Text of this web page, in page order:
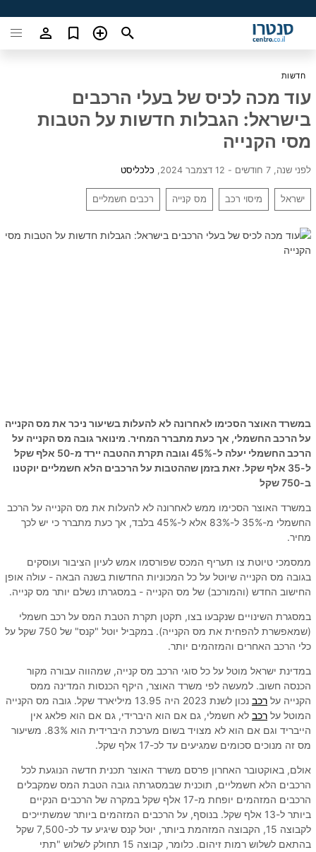
חדשות
עוד מכה לכיס של בעלי הרכבים
בישראל: הגבלות חדשות על הטבות
מסי הקנייה
לפני שנה, 7 חודשים - 12 דצמבר 2024 כלכליסט
ישראל מיסוי רכב מס קנייה רכבים חשמליים
במשרד האוצר הסכימו לאחרונה לא להעלות בשיעור ניכר את מס הקנייה
על הרכב החשמלי, אך כעת מתברר המחיר. מינואר גובה מס הקנייה על
הרכב החשמלי יעלה ל-45% וגובה תקרת ההטבה יירד מ-50 אלף שקל
ל-35 אלף שקל. זאת בזמן שההטבות על הרכבים הלא חשמליים יוקטנו
ב-750 שקל
במשרד האוצר הסכימו ממש לאחרונה לא להעלות את מס הקנייה על הרכב
החשמלי מ-35% ל-83% אלא ל-45% בלבד, אך כעת מתברר כי יש לכך
מחיר.
ממסמכי טיוטת צו תעריף המכס שפורסמו אמש לעיון הציבור ועוסקים
בגובה מס הקנייה שיוטל על כל המכוניות החדשות בשנה הבאה - עולה אופן
החישוב החדש (והמורכב) של מס הקנייה - במסגרתו נשלם יותר מס קנייה.
במסגרת השינויים שנקבעו בצו, תקטן תקרת הטבת המס על רכב חשמלי
(שמאפשרת להפחית את מס הקנייה). במקביל יוטל "קנס" של 750 שקל על
כלי הרכב האחרים והמזהמים יותר.
במדינת ישראל מוטל על כל סוגי הרכב מס קנייה, שמהווה עבורה מקור
הכנסה חשוב. למעשה לפי משרד האוצר, היקף הכנסות המדינה ממס
הקנייה על רכב
נכון לשנת 2023 היה 13.95 מיליארד שקל. גובה מס הקנייה
המוטל על רכב לא חשמלי, גם אם הוא היברידי, גם אם הוא פלאג אין
הייבריד וגם אם הוא לא מצויד בשום מערכת היברידית הוא 83%. משיעור
מס זה מנוכים סכומים שמגיעים עד לכ-17 אלף שקל.
אולם, באוקטובר האחרון פרסם משרד האוצר תכנית חדשה הנוגעת לכל
הרכבים הלא חשמליים, תוכנית שבמסגרתה גובה הטבת המס שמקבלים
הרכבים המזהמים יופחת מ-17 אלף שקל במקרה של הרכבים הנקיים
ביותר ל-13 אלף שקל. בנוסף, על הרכבים המזהמים ביותר שמשתייכים
לקבוצה 15, הקבוצה המזהמת ביותר, יוטל קנס שיגיע עד לכ-7,500 שקל
בהתאם לשלוש רמות זיהום. כלומר, קבוצה 15 תחולק לשלוש "תתי